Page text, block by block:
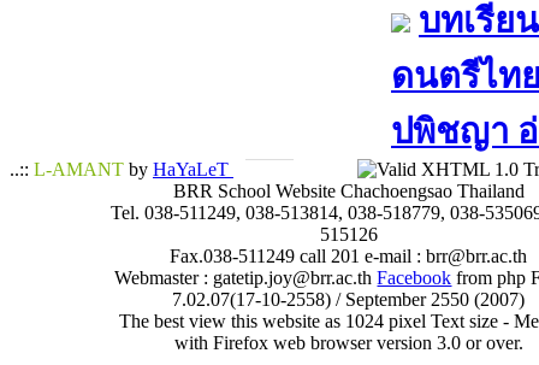
บทเรีย
ดนตรีไท
ปพิชญา​ อ่
..:: L-AMANT by HaYaLeT
BRR School Website Chachoengsao Thailand
Tel. 038-511249, 038-513814, 038-518779, 038-
515126
Fax.038-511249 call 201 e-mail : brr@brr.ac.th
Webmaster : gatetip.joy@brr.ac.thFacebook from php
7.02.07(17-10-2558) / September 2550 (2007)
The best view this website as 1024 pixel Text size -
with Firefox web browser version 3.0 or over.